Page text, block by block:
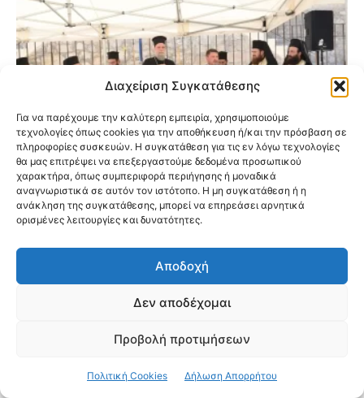
Διαχείριση Συγκατάθεσης
Για να παρέχουμε την καλύτερη εμπειρία, χρησιμοποιούμε
τεχνολογίες όπως cookies για την αποθήκευση ή/και την πρόσβαση σε
πληροφορίες συσκευών. Η συγκατάθεση για τις εν λόγω τεχνολογίες
θα μας επιτρέψει να επεξεργαστούμε δεδομένα προσωπικού
χαρακτήρα, όπως συμπεριφορά περιήγησης ή μοναδικά
αναγνωριστικά σε αυτόν τον ιστότοπο. Η μη συγκατάθεση ή η
ανάκληση της συγκατάθεσης, μπορεί να επηρεάσει αρνητικά
ορισμένες λειτουργίες και δυνατότητες.
Αποδοχή
Δεν αποδέχομαι
Προβολή προτιμήσεων
Πολιτική Cookies Δήλωση Απορρήτου
Εγκαινιάστηκαν οι νέες παιδικές
κατασκηνώσεις της Ιεράς Μητροπόλεως
Νέας Ιωνίας στον Ωρωπό